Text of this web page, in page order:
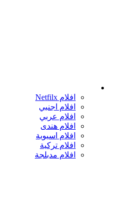
افلام Netfilx
افلام اجنبي
افلام عربي
افلام هندى
افلام اسيوية
افلام تركية
افلام مدبلجة